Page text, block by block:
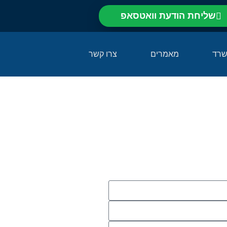
שליחת הודעת וואטסאפ⁩
מאמרים צרו קשר